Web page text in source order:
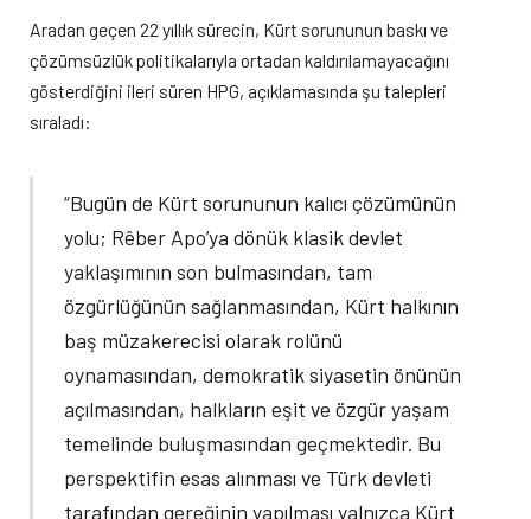
Aradan geçen 22 yıllık sürecin, Kürt sorununun baskı ve
çözümsüzlük politikalarıyla ortadan kaldırılamayacağını
gösterdiğini ileri süren HPG, açıklamasında şu talepleri
sıraladı:
“Bugün de Kürt sorununun kalıcı çözümünün
yolu; Rêber Apo’ya dönük klasik devlet
yaklaşımının son bulmasından, tam
özgürlüğünün sağlanmasından, Kürt halkının
baş müzakerecisi olarak rolünü
oynamasından, demokratik siyasetin önünün
açılmasından, halkların eşit ve özgür yaşam
temelinde buluşmasından geçmektedir. Bu
perspektifin esas alınması ve Türk devleti
tarafından gereğinin yapılması yalnızca Kürt